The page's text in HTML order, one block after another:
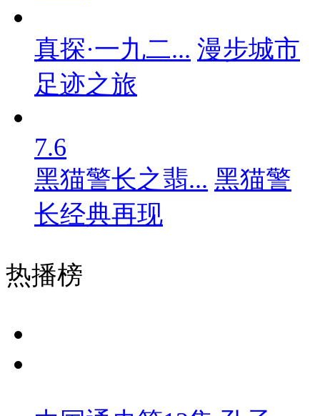
真探·一九二... 漫步城市
足迹之旅
7.6
黑猫警长之翡... 黑猫警
长经典再现
热播榜